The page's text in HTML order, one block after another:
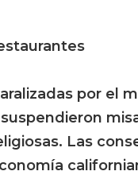
por el
Las